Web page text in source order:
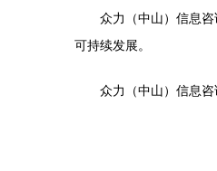
众力（中山）信息
可持续发展。
众力（中山）信息